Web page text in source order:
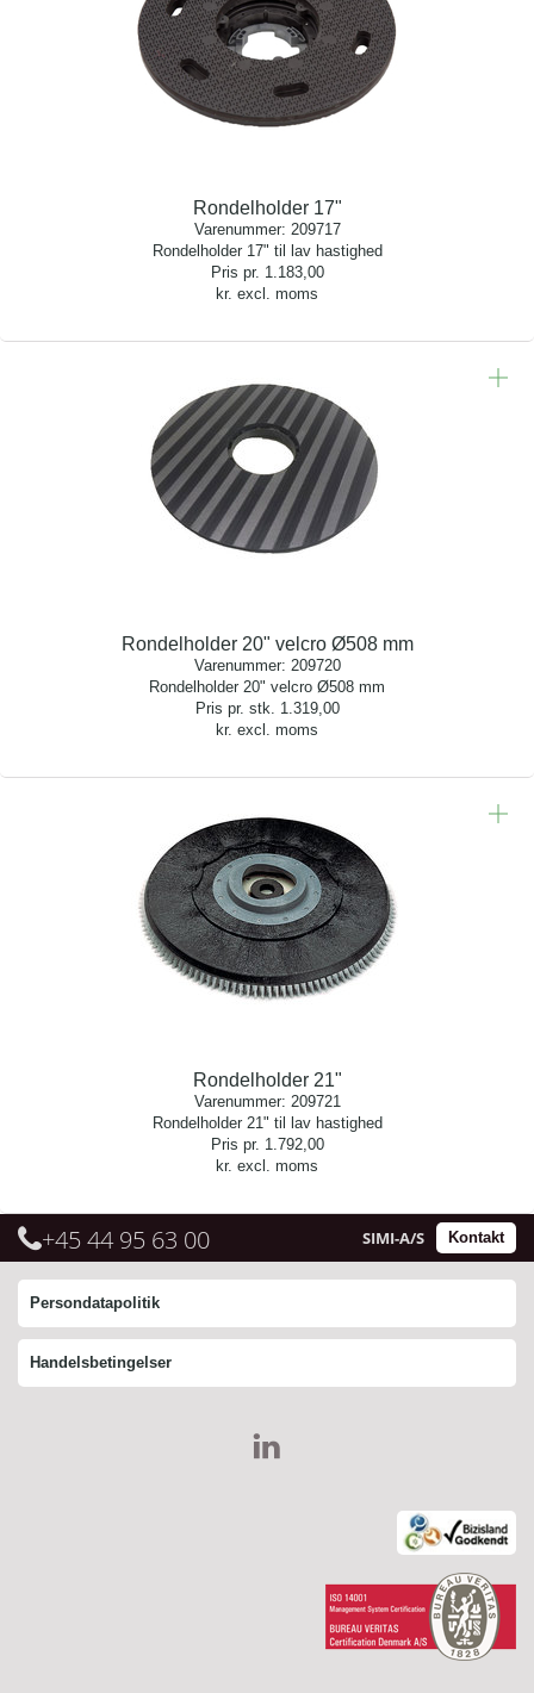
Rondelholder 17"
Varenummer: 209717
Rondelholder 17" til lav hastighed
Pris pr. 1.183,00
kr. excl. moms
Rondelholder 20" velcro Ø508 mm
Varenummer: 209720
Rondelholder 20" velcro Ø508 mm
Pris pr. stk. 1.319,00
kr. excl. moms
Rondelholder 21"
Varenummer: 209721
Rondelholder 21" til lav hastighed
Pris pr. 1.792,00
kr. excl. moms
+45 44 95 63 00 Kontakt
SIMI-A/S
Persondatapolitik
Handelsbetingelser